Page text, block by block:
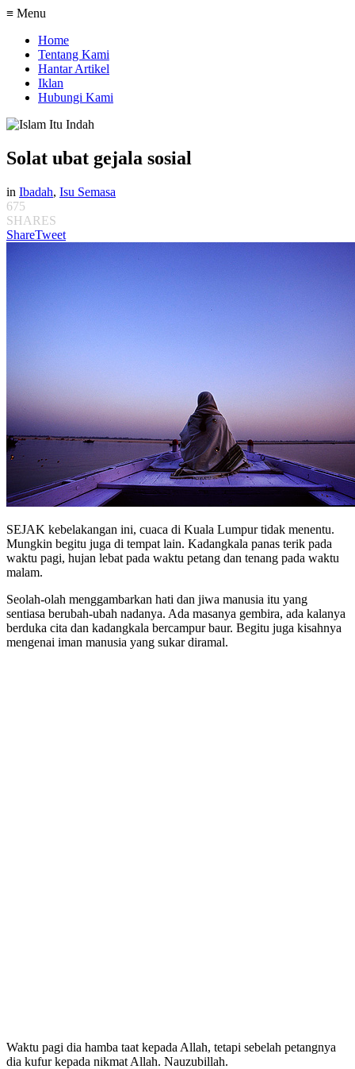
≡ Menu
Home
Tentang Kami
Hantar Artikel
Iklan
Hubungi Kami
Solat ubat gejala sosial
in Ibadah, Isu Semasa
675
SHARES
ShareTweet
SEJAK kebelakangan ini, cuaca di Kuala Lumpur tidak menentu.
Mungkin begitu juga di tempat lain. Kadangkala panas terik pada
waktu pagi, hujan lebat pada waktu petang dan tenang pada waktu
malam.
Seolah-olah menggambarkan hati dan jiwa manusia itu yang
sentiasa berubah-ubah nadanya. Ada masanya gembira, ada kalanya
berduka cita dan kadangkala bercampur baur. Begitu juga kisahnya
mengenai iman manusia yang sukar diramal.
Waktu pagi dia hamba taat kepada Allah, tetapi sebelah petangnya
dia kufur kepada nikmat Allah. Nauzubillah.